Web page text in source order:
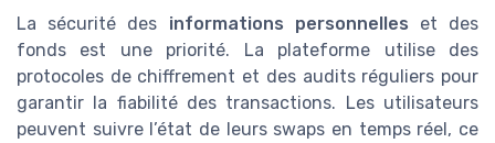
La sécurité des informations personnelles et des
fonds est une priorité. La plateforme utilise des
protocoles de chiffrement et des audits réguliers pour
garantir la fiabilité des transactions. Les utilisateurs
peuvent suivre l’état de leurs swaps en temps réel, ce